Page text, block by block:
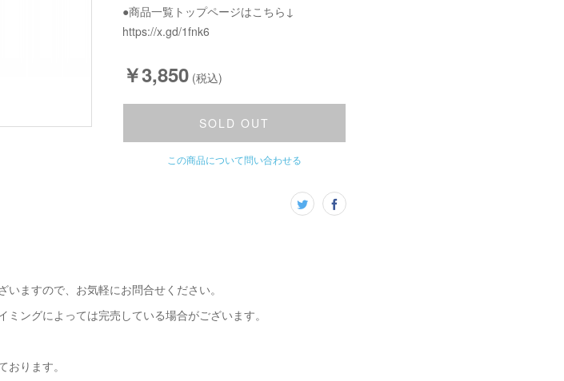
●商品一覧トップページはこちら↓
https://x.gd/1fnk6
￥3,850 (税込)
SOLD OUT
この商品について問い合わせる
ますので、お気軽にお問合せください。
ングによっては完売している場合がございます。
ります。